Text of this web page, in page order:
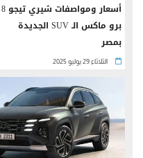
أسعار ومواصفات شيري تيجو 8
برو ماكس الـ SUV الجديدة
بمصر
الثلاثاء 29 يوليو 2025